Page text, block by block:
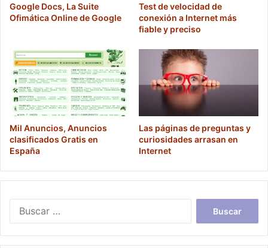
Google Docs, La Suite
Ofimática Online de Google
Test de velocidad de
conexión a Internet más
fiable y preciso
Mil Anuncios, Anuncios
clasificados Gratis en
España
Las páginas de preguntas y
curiosidades arrasan en
Internet